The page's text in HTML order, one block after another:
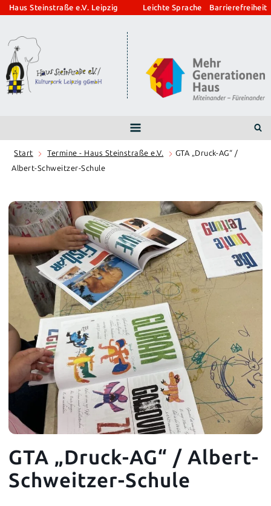
Zum
springen
Haus Steinstraße e.V. Leipzig Leichte Sprache Barrierefreiheit
Start Termine - Haus Steinstraße e.V.
GTA „Druck-AG“ /
Albert-Schweitzer-Schule
GTA „Druck-AG“ / Albert-
Schweitzer-Schule